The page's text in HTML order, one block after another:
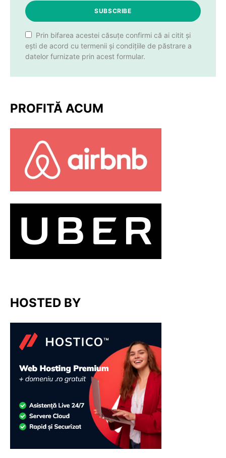
SUBSCRIBE
Prin bifarea acestei căsuțe confirmi că ai citit și
ești de acord cu termenii și condițiile de păstrare a
datelor furnizate prin acest formular.
PROFITĂ ACUM
HOSTED BY